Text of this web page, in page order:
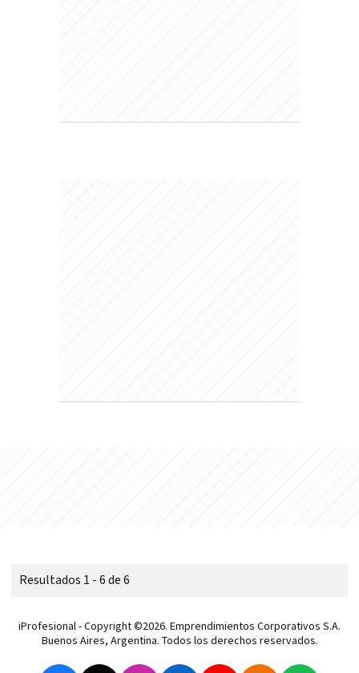
Resultados 1 - 6 de 6
iProfesional - Copyright ©2026. Emprendimientos Corporativos S.A.
Buenos Aires, Argentina. Todos los derechos reservados.